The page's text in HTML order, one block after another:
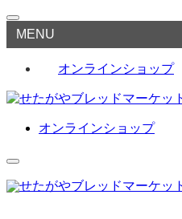
MENU
オンラインショップ
オンラインショップ